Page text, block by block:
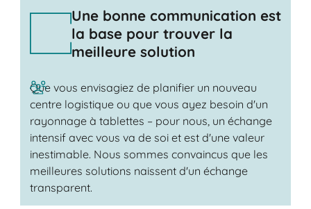
Une bonne communication est
la base pour trouver la
meilleure solution
Que vous envisagiez de planifier un nouveau
centre logistique ou que vous ayez besoin d'un
rayonnage à tablettes – pour nous, un échange
intensif avec vous va de soi et est d'une valeur
inestimable. Nous sommes convaincus que les
meilleures solutions naissent d'un échange
transparent.